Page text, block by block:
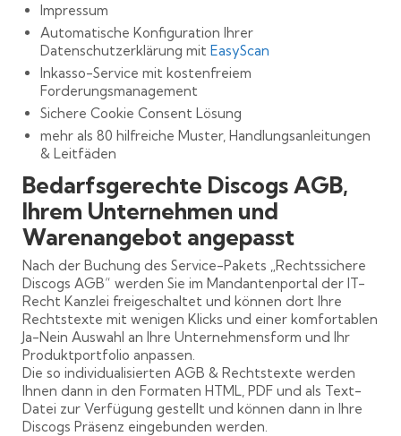
Impressum
Automatische Konfiguration Ihrer
Datenschutzerklärung mit EasyScan
Inkasso-Service mit kostenfreiem
Forderungsmanagement
Sichere Cookie Consent Lösung
mehr als 80 hilfreiche Muster, Handlungsanleitungen
& Leitfäden
Bedarfsgerechte Discogs AGB,
Ihrem Unternehmen und
Warenangebot angepasst
Nach der Buchung des Service-Pakets „Rechtssichere
Discogs AGB“ werden Sie im Mandantenportal der IT-
Recht Kanzlei freigeschaltet und können dort Ihre
Rechtstexte mit wenigen Klicks und einer komfortablen
Ja-Nein Auswahl an Ihre Unternehmensform und Ihr
Produktportfolio anpassen.
Die so individualisierten AGB & Rechtstexte werden
Ihnen dann in den Formaten HTML, PDF und als Text-
Datei zur Verfügung gestellt und können dann in Ihre
Discogs Präsenz eingebunden werden.